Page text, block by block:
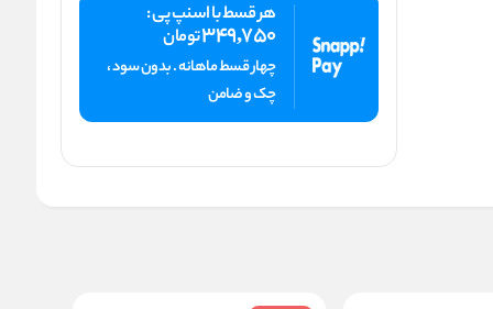
هر قسط با اسنپ پی :
349,750تومان
چهار قسط ماهانه . بدون سود ،
چک و ضامن